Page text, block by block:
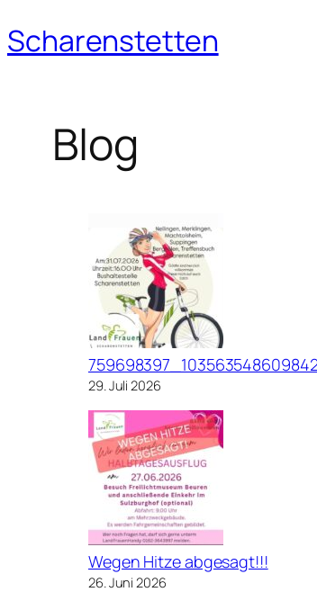
Zum
Inhalt
Scharenstetten
Blog
29. Juli 2026
Wegen Hitze abgesagt!!!
26. Juni 2026